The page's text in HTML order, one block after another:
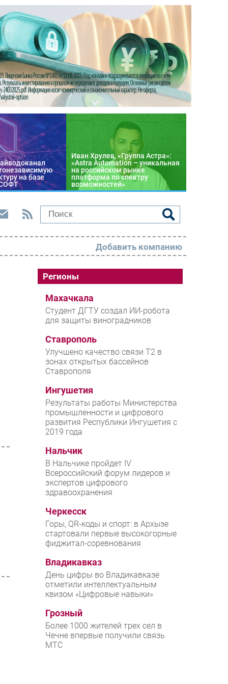
на базе
Иван Хрулев, «Группа Астра»:
«Astra Automation – уникальная
на российском рынке
платформа по спектру
возможностей»
РАЗДЕЛЫ
Новости
Аналитика
Мероприятия
Проекты
IT класс
Тестовый стенд
Каталог компаний
Добавить компанию
Регионы
Махачкала
Студент ДГТУ создал ИИ-робота
для защиты виноградников
Ставрополь
Улучшено качество связи T2 в
зонах открытых бассейнов
Ставрополя
Ингушетия
Результаты работы Министерства
промышленности и цифрового
развития Республики Ингушетия с
2019 года
Нальчик
В Нальчике пройдет IV
Всероссийский форум лидеров и
экспертов цифрового
здравоохранения
Черкесск
Горы, QR-коды и спорт: в Архызе
стартовали первые высокогорные
фиджитал-соревнования
Владикавказ
День цифры во Владикавказе
отметили интеллектуальным
квизом «Цифровые навыки»
Грозный
Более 1000 жителей трех сел в
Чечне впервые получили связь
МТС